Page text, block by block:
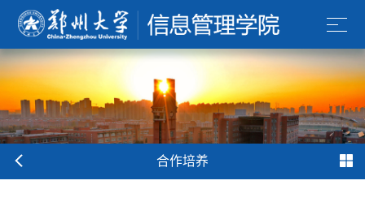
合作培养